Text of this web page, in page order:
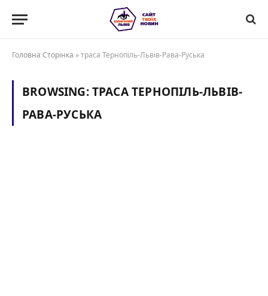
Головна Сторінка »траса Тернопіль-Львів-Рава-Руська
BROWSING:ТРАСА ТЕРНОПІЛЬ-ЛЬВІВ-
РАВА-РУСЬКА